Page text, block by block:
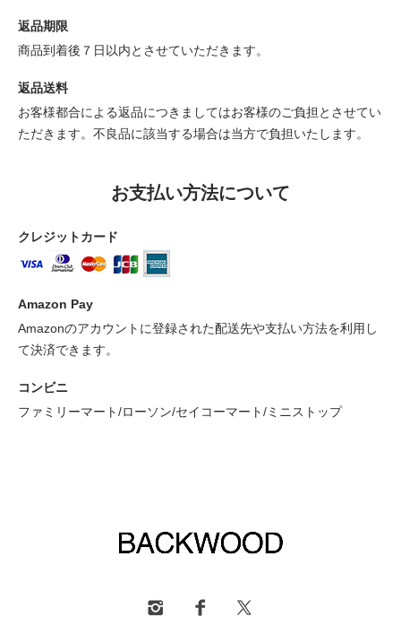
返品期限
商品到着後７日以内とさせていただきます。
返品送料
お客様都合による返品につきましてはお客様のご負担とさせてい
ただきます。不良品に該当する場合は当方で負担いたします。
お支払い方法について
クレジットカード
Amazon Pay
Amazonのアカウントに登録された配送先や支払い方法を利用し
て決済できます。
コンビニ
ファミリーマート/ローソン/セイコーマート/ミニストップ